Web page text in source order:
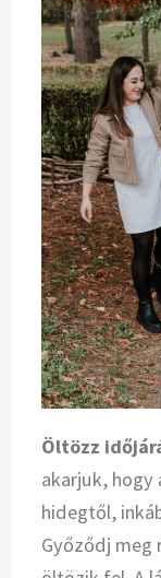
Öltözz
akarjuk, hogy
hidegtől,
Győződj meg